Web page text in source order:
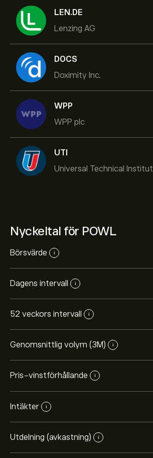
LEN.DE
Lenzing AG
DOCS
Doximity Inc.
WPP
WPP plc
UTI
Universal Technical Institut
Nyckeltal för POWL
Börsvärde i
Dagens intervall i
52 veckors intervall i
Genomsnittlig volym (3M) i
Pris-vinstförhållande i
Intäkter i
Utdelning (avkastning) i